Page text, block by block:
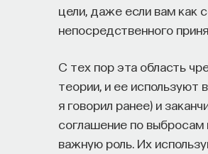
цели, даже если вам как
непосредственного
С тех пор эта область
теории, и ее используют
я говорил ранее) и
соглашение по выбросам
важную роль. Их
— Лучше понимать,
— Определять,
— Использовать